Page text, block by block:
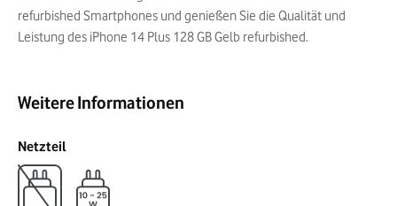
refurbished Smartphones und genießen Sie die Qualität und
Leistung des iPhone 14 Plus 128 GB Gelb refurbished.
Weitere Informationen
Netzteil